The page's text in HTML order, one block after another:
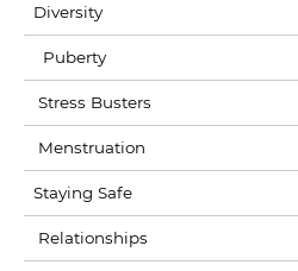
Diversity
Puberty
Stress Busters
Menstruation
Staying Safe
Relationships